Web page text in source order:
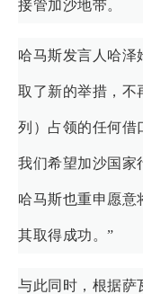
接管加沙地带。
哈马斯发言人哈泽
取了新的举措，不
列）占领的任何
我们希望加沙国家
哈马斯也重申愿意
其取得成功。”
与此同时，根据萨